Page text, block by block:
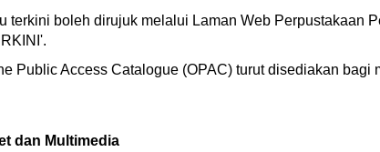
terkini boleh dirujuk melalui Laman Web Perpustakaan
Public Access Catalogue (OPAC) turut disediakan
dan Multimedia